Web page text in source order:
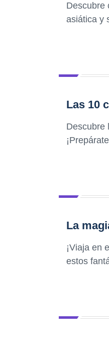
Descubre
asiática y
Las 10
Descubre
La
¡Viaja en
estos